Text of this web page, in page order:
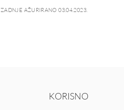
ZADNJE AŽURIRANO 03.04.2023.
KORISNO